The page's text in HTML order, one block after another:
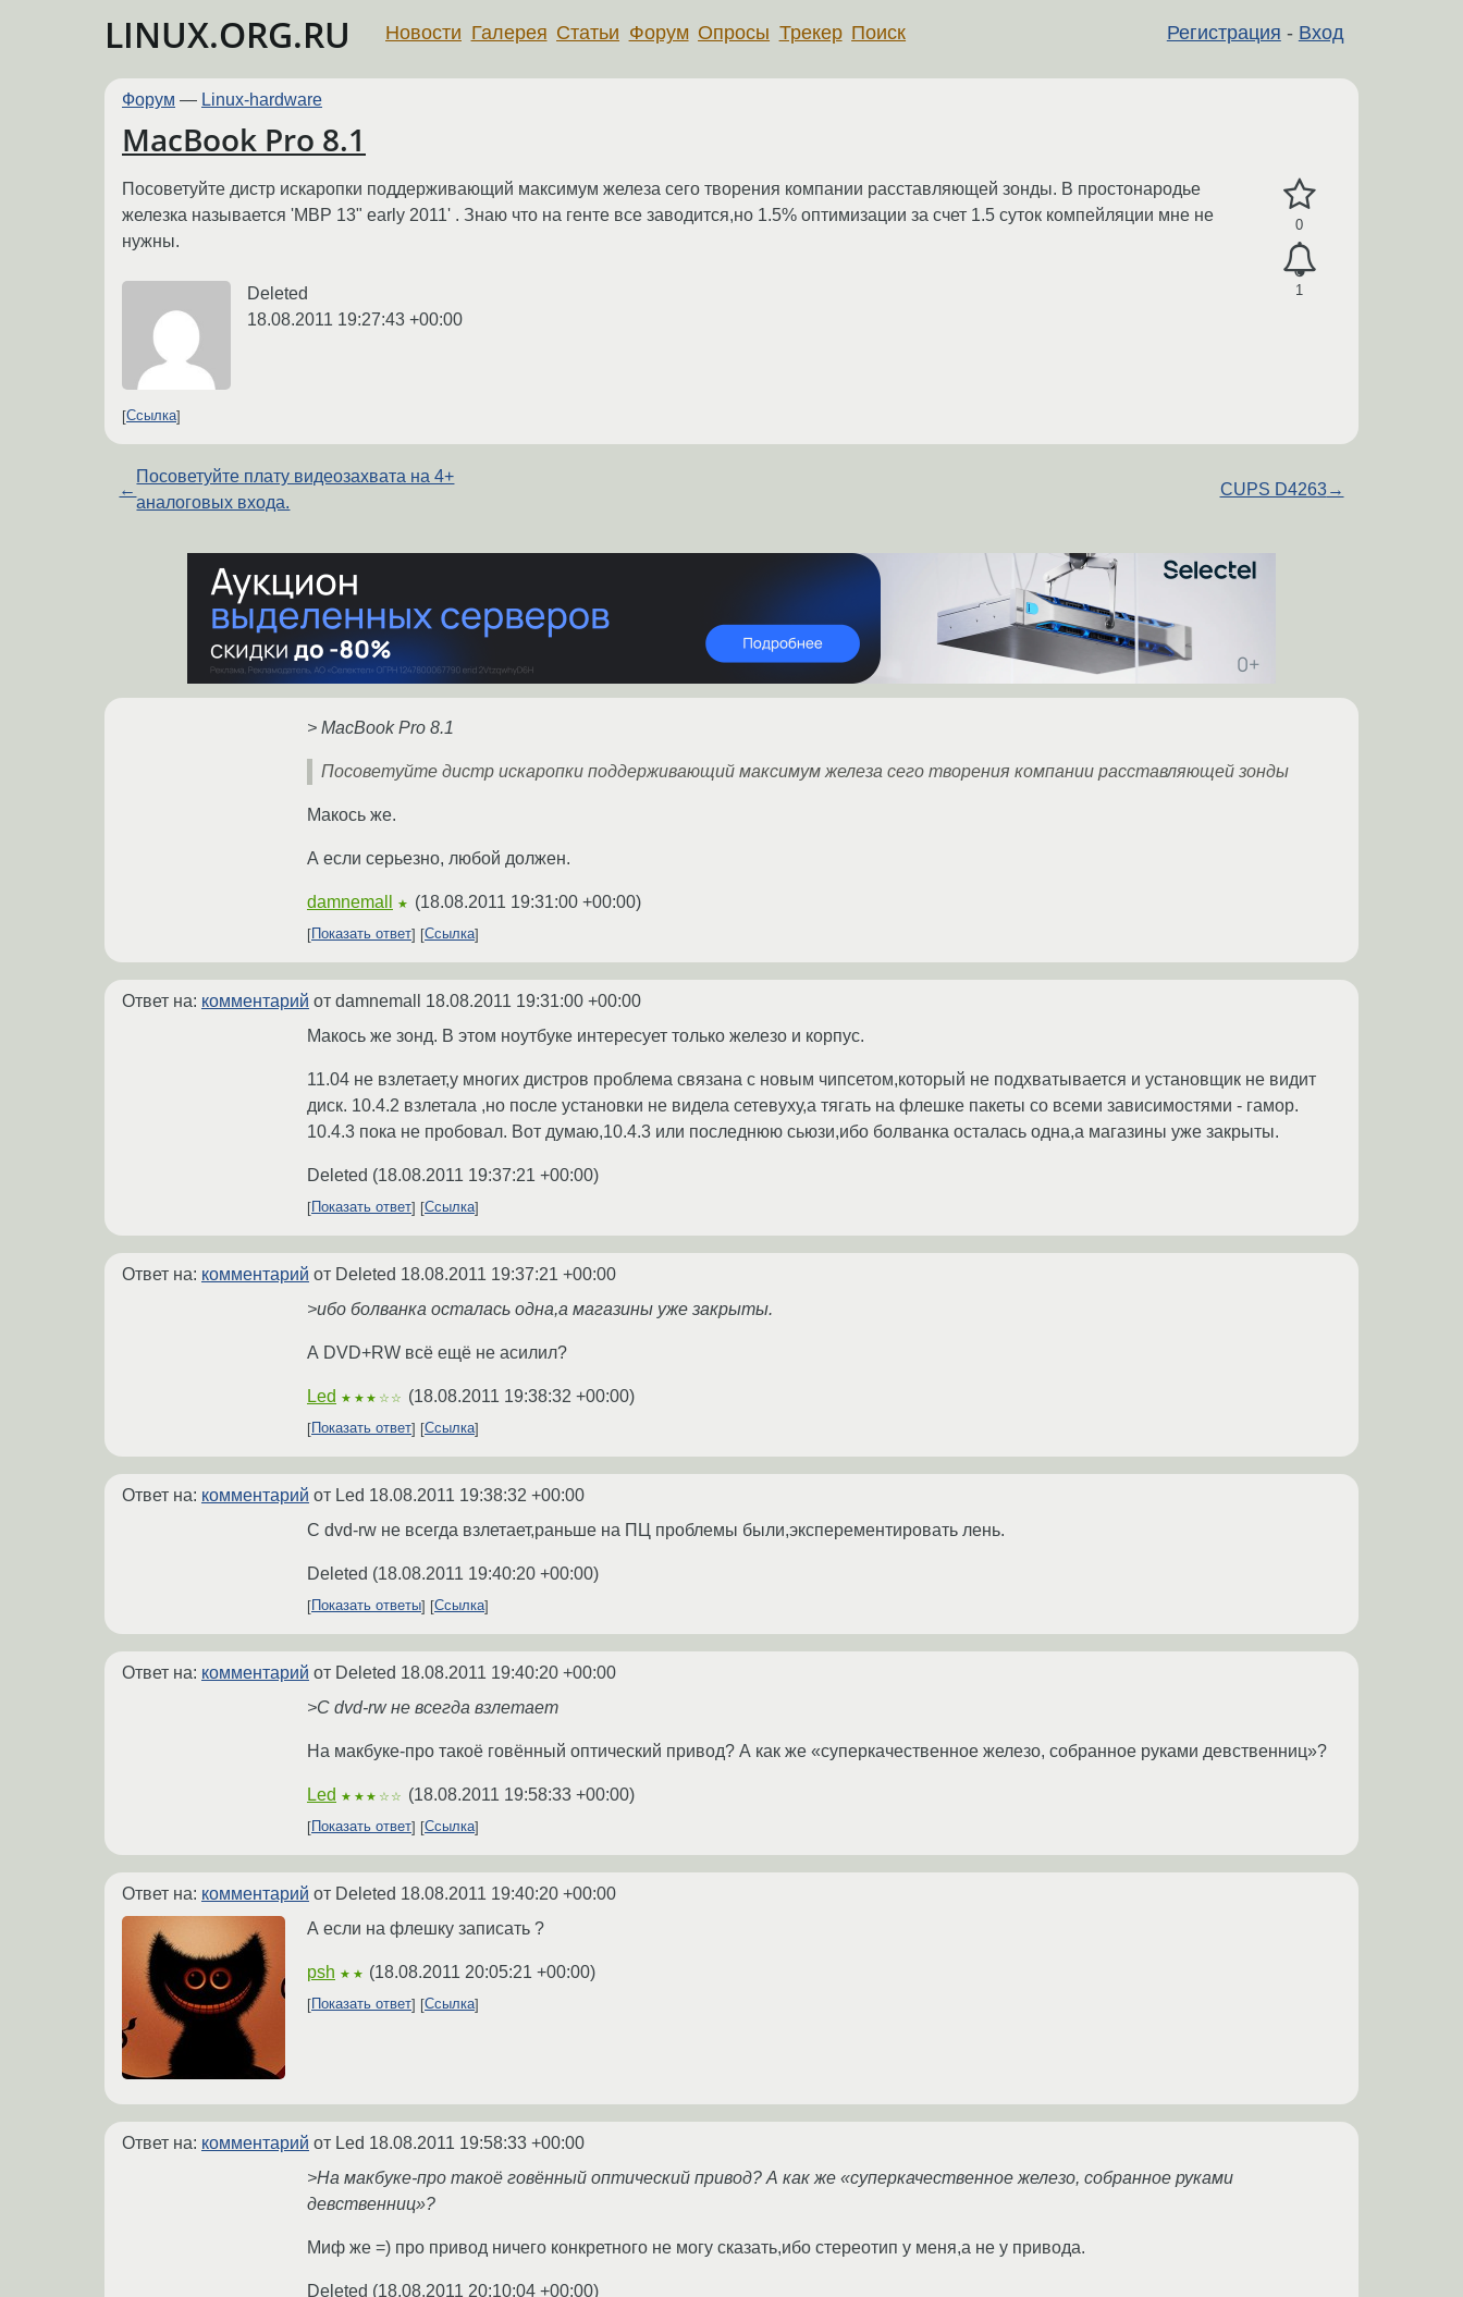
LINUX.ORG.RU Регистрация - Вход
Новости Галерея Статьи Форум Опросы Трекер Поиск
Форум — Linux-hardware
MacBook Pro 8.1
0
1
Посоветуйте дистр искаропки поддерживающий максимум железа сего творения компании расставляющей зонды. В простонародье
железка называется 'MBP 13" early 2011' . Знаю что на генте все заводится,но 1.5% оптимизации за счет 1.5 суток компейляции мне не
нужны.
Deleted
18.08.2011 19:27:43 +00:00
Ссылка
←
Посоветуйте плату видеозахвата на 4+
аналоговых входа.
CUPS D4263→
> MacBook Pro 8.1
Посоветуйте дистр искаропки поддерживающий максимум железа сего творения компании расставляющей зонды
Макось же.
А если серьезно, любой должен.
damnemall ★ (18.08.2011 19:31:00 +00:00)
Показать ответ Ссылка
Ответ на: комментарий от damnemall 18.08.2011 19:31:00 +00:00
Макось же зонд. В этом ноутбуке интересует только железо и корпус.
11.04 не взлетает,у многих дистров проблема связана с новым чипсетом,который не подхватывается и установщик не видит
диск. 10.4.2 взлетала ,но после установки не видела сетевуху,а тягать на флешке пакеты со всеми зависимостями - гамор.
10.4.3 пока не пробовал. Вот думаю,10.4.3 или последнюю сьюзи,ибо болванка осталась одна,а магазины уже закрыты.
Deleted (18.08.2011 19:37:21 +00:00)
Показать ответ Ссылка
Ответ на: комментарий от Deleted 18.08.2011 19:37:21 +00:00
>ибо болванка осталась одна,а магазины уже закрыты.
А DVD+RW всё ещё не асилил?
Led ★★★☆☆ (18.08.2011 19:38:32 +00:00)
Показать ответ Ссылка
Ответ на: комментарий от Led 18.08.2011 19:38:32 +00:00
С dvd-rw не всегда взлетает,раньше на ПЦ проблемы были,эксперементировать лень.
Deleted (18.08.2011 19:40:20 +00:00)
Показать ответы Ссылка
Ответ на: комментарий от Deleted 18.08.2011 19:40:20 +00:00
>С dvd-rw не всегда взлетает
На макбуке-про такоё говённый оптический привод? А как же «суперкачественное железо, собранное руками девственниц»?
Led ★★★☆☆ (18.08.2011 19:58:33 +00:00)
Показать ответ Ссылка
Ответ на: комментарий от Deleted 18.08.2011 19:40:20 +00:00
А если на флешку записать ?
psh ★★ (18.08.2011 20:05:21 +00:00)
Показать ответ Ссылка
Ответ на: комментарий от Led 18.08.2011 19:58:33 +00:00
>На макбуке-про такоё говённый оптический привод? А как же «суперкачественное железо, собранное руками
девственниц»?
Миф же =) про привод ничего конкретного не могу сказать,ибо стереотип у меня,а не у привода.
Deleted (18.08.2011 20:10:04 +00:00)